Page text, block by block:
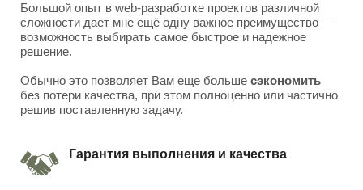
Большой опыт в web-разработке проектов различной
сложности дает мне ещё одну важное преимущество —
возможность выбирать самое быстрое и надежное
решение.
Обычно это позволяет Вам еще больше сэкономить
без потери качества, при этом полноценно или частично
решив поставленную задачу.
Гарантия выполнения и качества